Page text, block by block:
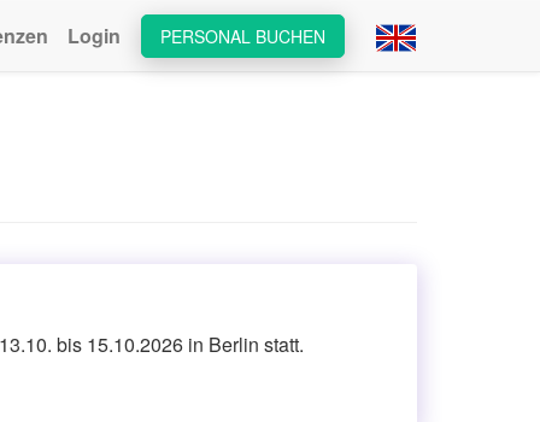
PERSONAL BUCHEN
Login
bis 15.10.2026 in Berlin statt.